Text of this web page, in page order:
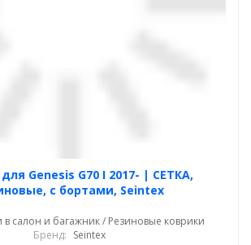
Genesis G70 I 2017- | СЕТКА,
с бортами, Seintex
в салон и багажник / Резиновые коврики
Бренд: Seintex